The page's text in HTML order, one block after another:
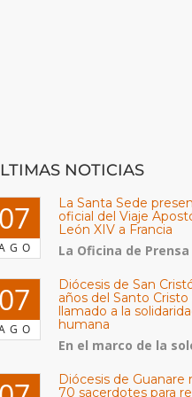
NOTICIAS
La Santa Sede
oficial del Viaje
León XIV a Francia
La Oficina de
Diócesis de San
años del Santo
llamado a la
humana
En el marco de la
Diócesis de Guanare
70 sacerdotes para